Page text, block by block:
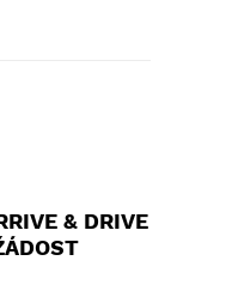
& DRIVE